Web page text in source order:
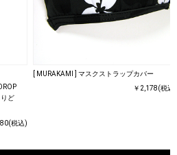
ど
税込)
[ MURAKAMI ] マスクストラップカバー
￥2,178(税込)